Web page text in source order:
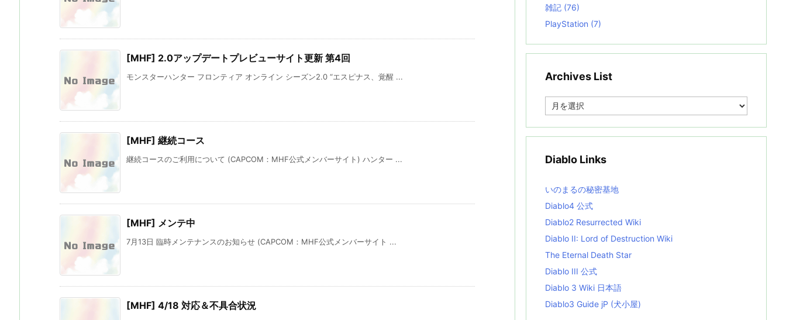
[MHF] 2.0アップデートプレビューサイト更新 第4回
モンスターハンター フロンティア オンライン シーズン2.0 “エスピナス、覚醒 ...
[MHF] 継続コース
継続コースのご利用について (CAPCOM：MHF公式メンバーサイト) ハンター ...
[MHF] メンテ中
7月13日 臨時メンテナンスのお知らせ (CAPCOM：MHF公式メンバーサイト ...
[MHF] 4/18 対応＆不具合状況
雑記 (76)
PlayStation (7)
Archives List
e
i
s
t
Diablo Links
いのまるの秘密基地
Diablo4 公式
Diablo2 Resurrected Wiki
Diablo II: Lord of Destruction Wiki
The Eternal Death Star
Diablo III 公式
Diablo 3 Wiki 日本語
Diablo3 Guide jP (犬小屋)